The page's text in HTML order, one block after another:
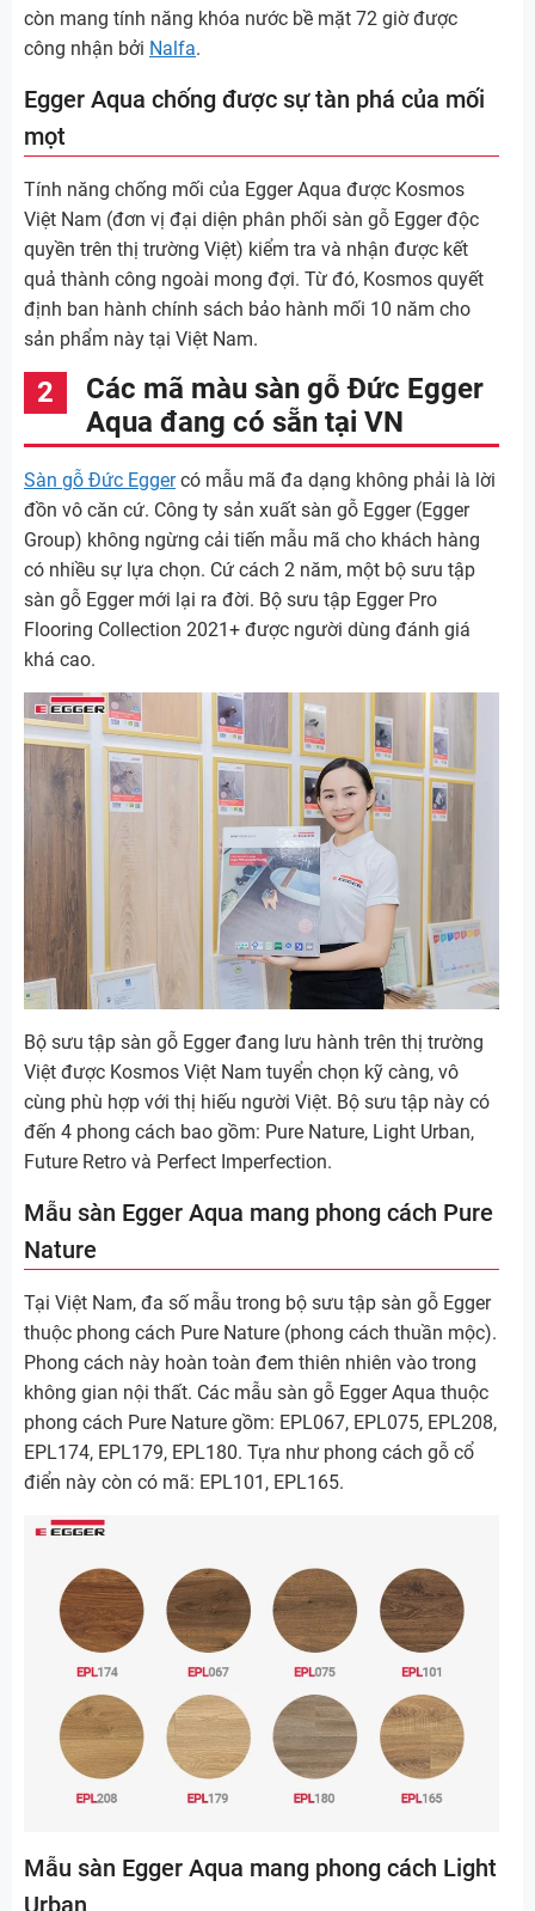
còn mang tính năng khóa nước bề mặt 72 giờ được
công nhận bởi Nalfa.
Egger Aqua chống được sự tàn phá của mối
mọt
Tính năng chống mối của Egger Aqua được Kosmos
Việt Nam (đơn vị đại diện phân phối sàn gỗ Egger độc
quyền trên thị trường Việt) kiểm tra và nhận được kết
quả thành công ngoài mong đợi. Từ đó, Kosmos quyết
định ban hành chính sách bảo hành mối 10 năm cho
sản phẩm này tại Việt Nam.
Các mã màu sàn gỗ Đức Egger
Aqua đang có sẵn tại VN
Sàn gỗ Đức Eggercó mẫu mã đa dạng không phải là lời
đồn vô căn cứ. Công ty sản xuất sàn gỗ Egger (Egger
Group) không ngừng cải tiến mẫu mã cho khách hàng
có nhiều sự lựa chọn. Cứ cách 2 năm, một bộ sưu tập
sàn gỗ Egger mới lại ra đời. Bộ sưu tập Egger Pro
Flooring Collection 2021+ được người dùng đánh giá
khá cao.
Bộ sưu tập sàn gỗ Egger đang lưu hành trên thị trường
Việt được Kosmos Việt Nam tuyển chọn kỹ càng, vô
cùng phù hợp với thị hiếu người Việt. Bộ sưu tập này có
đến 4 phong cách bao gồm: Pure Nature, Light Urban,
Future Retro và Perfect Imperfection.
Mẫu sàn Egger Aqua mang phong cách Pure
Nature
Tại Việt Nam, đa số mẫu trong bộ sưu tập sàn gỗ Egger
thuộc phong cách Pure Nature (phong cách thuần mộc).
Phong cách này hoàn toàn đem thiên nhiên vào trong
không gian nội thất. Các mẫu sàn gỗ Egger Aqua thuộc
phong cách Pure Nature gồm: EPL067, EPL075, EPL208,
EPL174, EPL179, EPL180. Tựa như phong cách gỗ cổ
điển này còn có mã: EPL101, EPL165.
Mẫu sàn Egger Aqua mang phong cách Light